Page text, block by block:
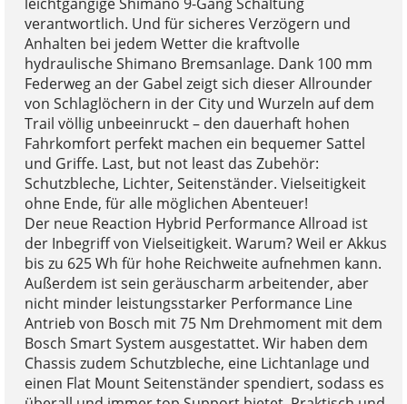
verantwortlich. Und für sicheres Verzögern und
Anhalten bei jedem Wetter die kraftvolle
hydraulische Shimano Bremsanlage. Dank 100 mm
Federweg an der Gabel zeigt sich dieser Allrounder
von Schlaglöchern in der City und Wurzeln auf dem
Trail völlig unbeeinruckt – den dauerhaft hohen
Fahrkomfort perfekt machen ein bequemer Sattel
und Griffe. Last, but not least das Zubehör:
Schutzbleche, Lichter, Seitenständer. Vielseitigkeit
ohne Ende, für alle möglichen Abenteuer!
Der neue Reaction Hybrid Performance Allroad ist
der Inbegriff von Vielseitigkeit. Warum? Weil er Akkus
bis zu 625 Wh für hohe Reichweite aufnehmen kann.
Außerdem ist sein geräuscharm arbeitender, aber
nicht minder leistungsstarker Performance Line
Antrieb von Bosch mit 75 Nm Drehmoment mit dem
Bosch Smart System ausgestattet. Wir haben dem
Chassis zudem Schutzbleche, eine Lichtanlage und
einen Flat Mount Seitenständer spendiert, sodass es